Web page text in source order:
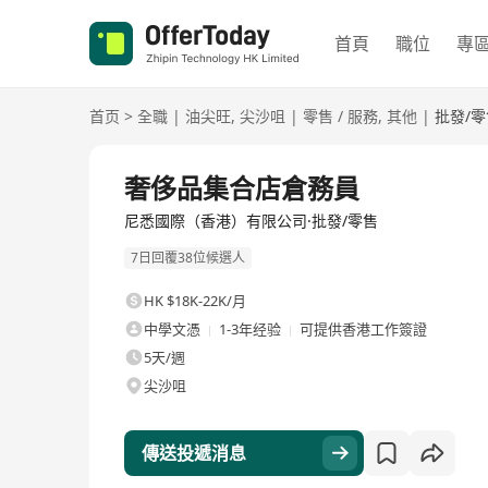
首頁 職位 專
首页 > 全職 | 油尖旺, 尖沙咀 | 零售 / 服務, 其他 | 批發/
奢侈品集合店倉務員
尼悉國際（香港）有限公司·批發/零售
7日回覆38位候選人
HK $18K-22K/月
中學文憑
1-3年经验
可提供香港工作簽證
5天/週
尖沙咀
傳送投遞消息